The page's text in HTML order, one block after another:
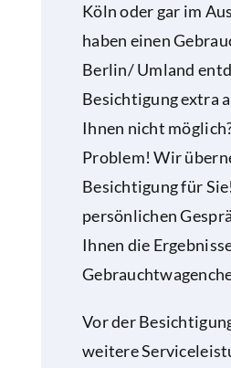
Köln oder gar im
haben einen
Berlin/ Umland
Besichtigung extra
Ihnen nicht
Problem! Wir
Besichtigung für
persönlichen
Ihnen die
Vor der
weitere